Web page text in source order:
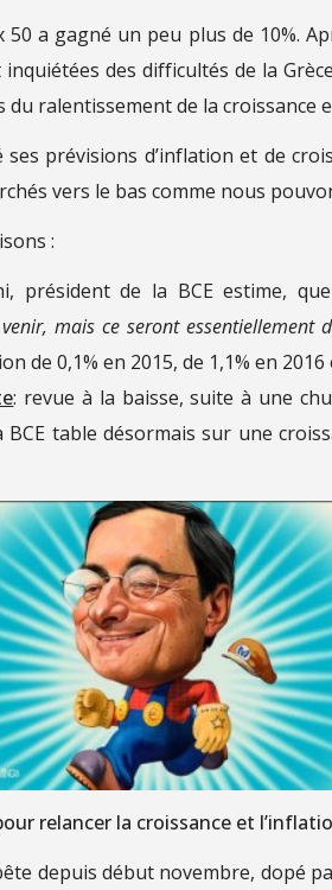
50 a gagné un peu plus de 10%.
des difficultés de la
ralentissement de la croissance
ses prévisions d’inflation et de
vers le bas comme nous
:
président de la BCE estime, que
mais ce seront
de 0,1% en 2015, de 1,1% en 2016
: revue à la baisse, suite à une
table désormais sur une
relancer la croissance et
depuis début novembre, dopé